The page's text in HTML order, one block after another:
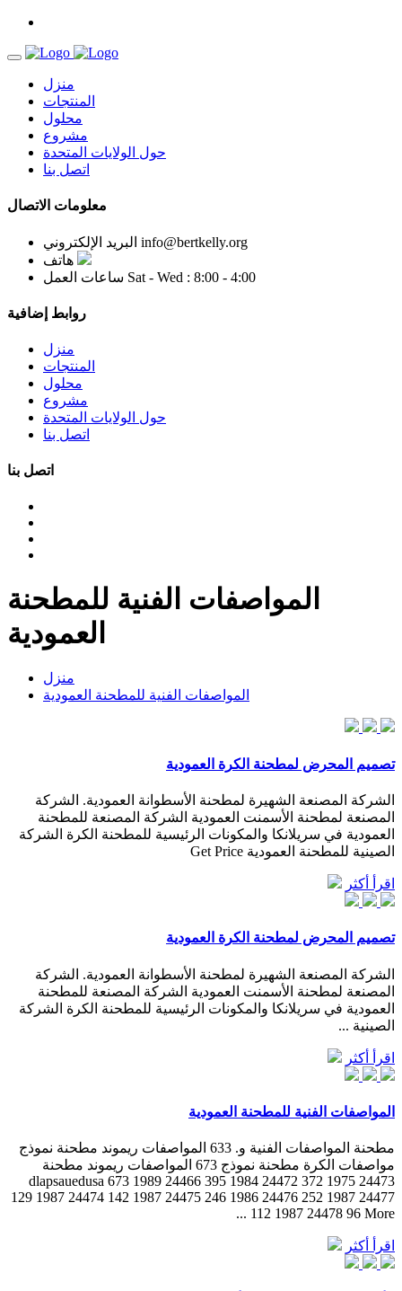
منزل
المنتجات
محلول
مشروع
حول الولايات المتحدة
اتصل بنا
معلومات الاتصال
البريد الإلكتروني info@bertkelly.org
هاتف
ساعات العمل Sat - Wed : 8:00 - 4:00
روابط إضافية
منزل
المنتجات
محلول
مشروع
حول الولايات المتحدة
اتصل بنا
اتصل بنا
المواصفات الفنية للمطحنة
العمودية
منزل
المواصفات الفنية للمطحنة العمودية
تصميم المحرض لمطحنة الكرة العمودية
الشركة المصنعة الشهيرة لمطحنة الأسطوانة العمودية. الشركة
المصنعة لمطحنة الأسمنت العمودية الشركة المصنعة للمطحنة
العمودية في سريلانكا والمكونات الرئيسية للمطحنة الكرة الشركة
الصينية للمطحنة العمودية Get Price
اقرأ أكثر
تصميم المحرض لمطحنة الكرة العمودية
الشركة المصنعة الشهيرة لمطحنة الأسطوانة العمودية. الشركة
المصنعة لمطحنة الأسمنت العمودية الشركة المصنعة للمطحنة
العمودية في سريلانكا والمكونات الرئيسية للمطحنة الكرة الشركة
الصينية ...
اقرأ أكثر
المواصفات الفنية للمطحنة العمودية
مطحنة المواصفات الفنية و. 633 المواصفات ريموند مطحنة نموذج
مواصفات الكرة مطحنة نموذج 673 المواصفات ريموند مطحنة
dlapsauedusa 673 1989 24466 395 1984 24472 372 1975 24473
129 1987 24474 142 1987 24475 246 1986 24476 252 1987 24477
112 1987 24478 96 More ...
اقرأ أكثر